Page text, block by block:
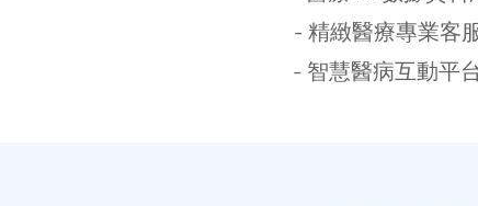
- 精緻醫療專業客
- 智慧醫病互動平